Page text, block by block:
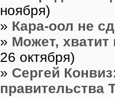
ноября)
» Кара-оол не
» Может,
26 октября)
» Сергей
правительства